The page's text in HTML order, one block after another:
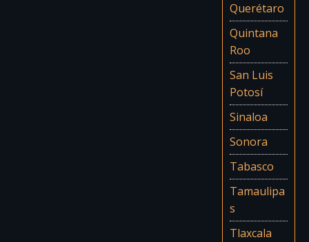
Querétaro
Quintana
Roo
San Luis
Potosí
Sinaloa
Sonora
Tabasco
Tamaulipa
s
Tlaxcala